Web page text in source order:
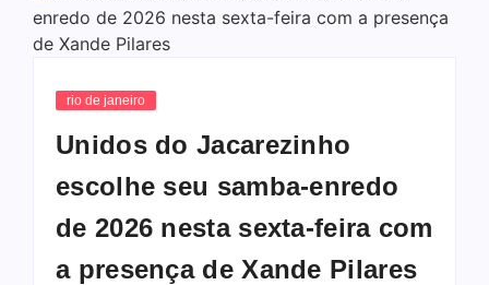
rio de janeiro
Unidos do Jacarezinho
escolhe seu samba-enredo
de 2026 nesta sexta-feira com
a presença de Xande Pilares